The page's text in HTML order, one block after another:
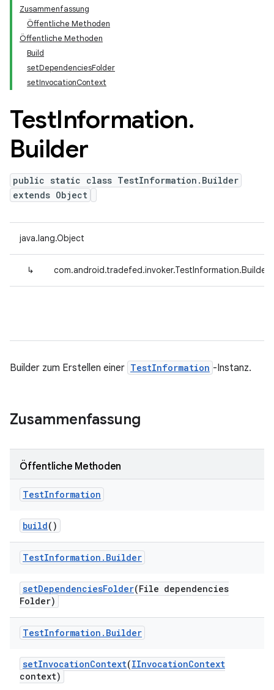
Zusammenfassung
Öffentliche Methoden
Öffentliche Methoden
Build
setDependenciesFolder
setInvocationContext
TestInformation.
Builder
public static class TestInformation.Builder
extends Object
java.lang.Object
↳ com.android.tradefed.invoker.TestInformation.Builder
Builder zum Erstellen einer TestInformation -Instanz.
Zusammenfassung
Öffentliche Methoden
TestInformation
build()
TestInformation . Builder
setDependenciesFolder(File dependencies
Folder)
TestInformation . Builder
setInvocationContext(IInvocationContext
context)